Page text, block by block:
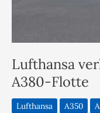
Lufthansa
A380-Flotte
Lufthansa A350